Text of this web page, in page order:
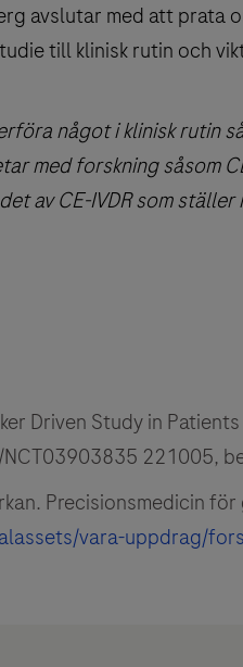
avslutar med att prata
till klinisk rutin och
något i klinisk rutin
med forskning såsom
av CE-IVDR som
Driven Study in
221005,
Precisionsmedicin
vara-uppdrag/